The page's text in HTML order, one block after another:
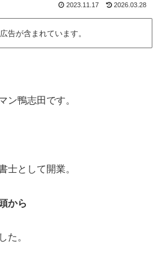
2023.11.17 2026.03.28
告が含まれています。
ン鴨志田です。
士として開業。
から
た。